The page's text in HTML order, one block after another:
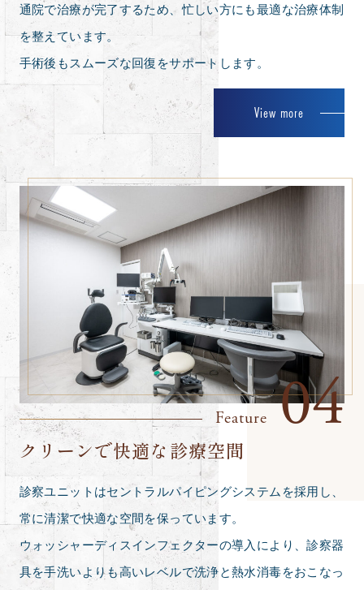
通院で治療が完了するため、忙しい方にも最適な治療体制
を整えています。
手術後もスムーズな回復をサポートします。
View more
Feature 04
クリーンで快適な診療空間
診察ユニットはセントラルパイピングシステムを採用し、
常に清潔で快適な空間を保っています。
ウォッシャーディスインフェクターの導入により、診察器
具を手洗いよりも高いレベルで洗浄と熱水消毒をおこなっ